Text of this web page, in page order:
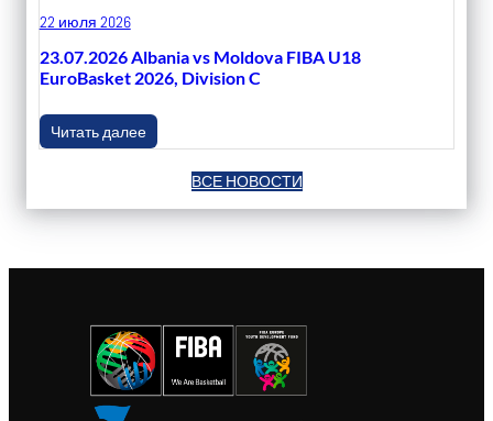
22 июля 2026
23.07.2026 Albania vs Moldova FIBA U18
EuroBasket 2026, Division C
Читать далее
ВСЕ НОВОСТИ